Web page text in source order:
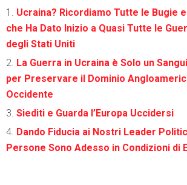
Ucraina? Ricordiamo Tutte le Bugie
che Ha Dato Inizio a Quasi Tutte le
degli Stati Uniti
La Guerra in Ucraina è Solo un
per Preservare il Dominio
Occidente
Siediti e Guarda l’Europa Uccidersi
Dando Fiducia ai Nostri Leader
Persone Sono Adesso in Condizioni di